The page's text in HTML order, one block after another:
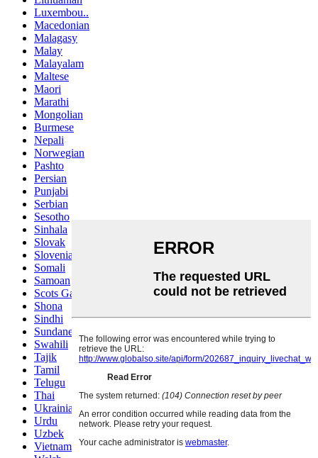
Luxembou..
Macedonian
Malagasy
Malay
Malayalam
Maltese
Maori
Marathi
Mongolian
Burmese
Nepali
Norwegian
Pashto
Persian
Punjabi
Serbian
Sesotho
Sinhala
Slovak
Slovenian
Somali
Samoan
Scots Gaelic
Shona
Sindhi
Sundanese
Swahili
Tajik
Tamil
Telugu
Thai
Ukrainian
Urdu
Uzbek
Vietnamese